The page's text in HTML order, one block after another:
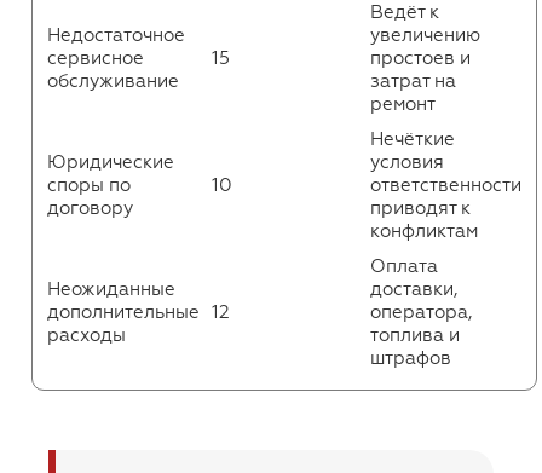
Недостаточное
сервисное
обслуживание
15
Ведёт к
увеличению
простоев и
затрат на
ремонт
Юридические
споры по
договору
10
Нечёткие
условия
ответственности
приводят к
конфликтам
Неожиданные
дополнительные
расходы
12
Оплата
доставки,
оператора,
топлива и
штрафов